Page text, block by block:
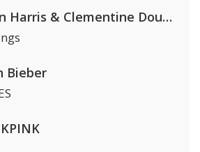
Calvin Harris & Clementine Douglas
Bieber